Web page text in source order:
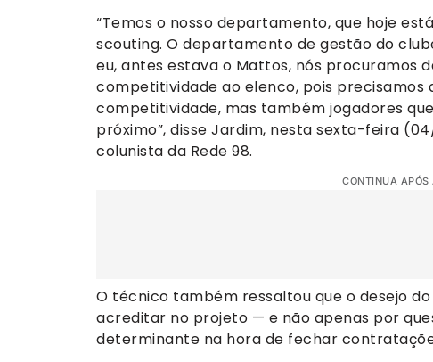
“Temos o nosso departamento, que hoje
scouting. O departamento de gestão do
eu, antes estava o Mattos, nós procuramos
competitividade ao elenco, pois precisamos
competitividade, mas também jogadores
próximo”, disse Jardim, nesta sexta-feira
colunista da Rede 98.
CONTINUA APÓS
O técnico também ressaltou que o desejo
acreditar no projeto — e não apenas por
determinante na hora de fechar